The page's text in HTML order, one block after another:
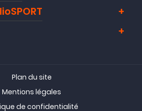
Plan du site
Mentions légales
de confidentialité